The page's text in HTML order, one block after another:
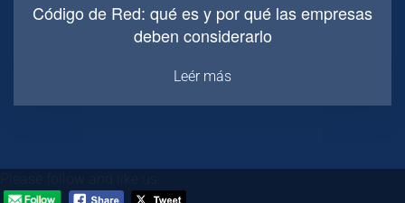
Código de Red: qué es y por qué las empresas
deben considerarlo
Leér más